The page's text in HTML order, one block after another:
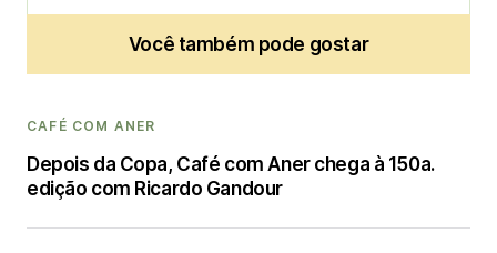
Você também pode gostar
CAFÉ COM ANER
Depois da Copa, Café com Aner chega à 150a.
edição com Ricardo Gandour